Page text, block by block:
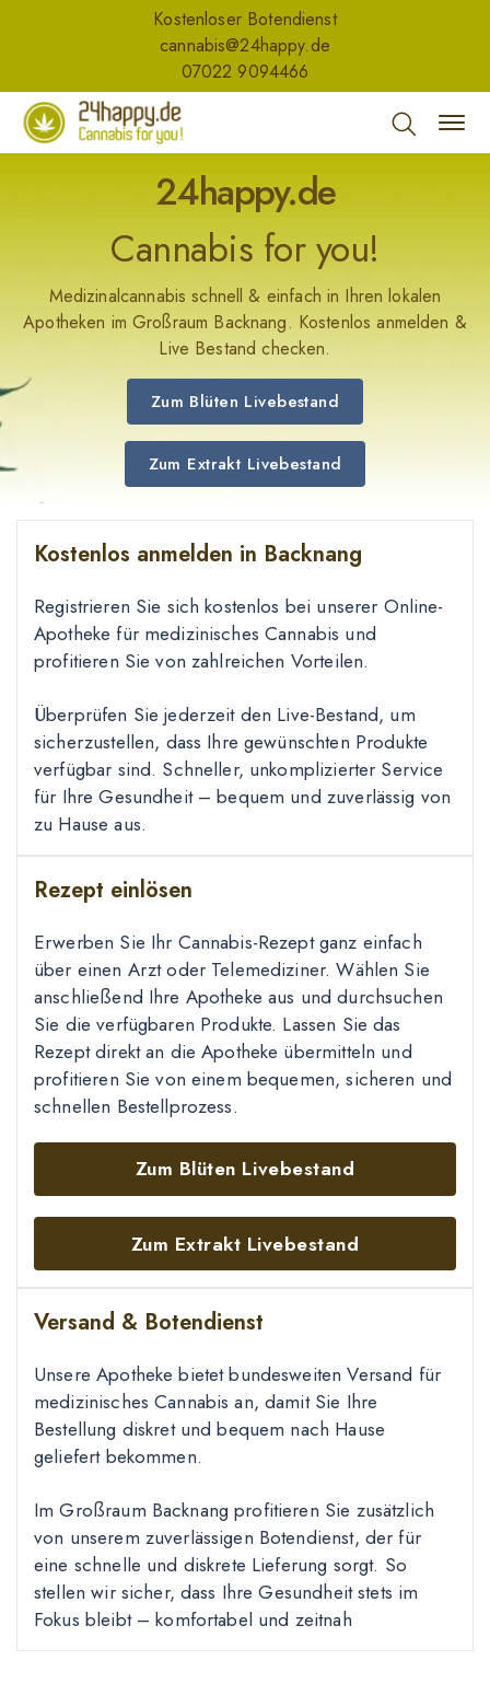
Kostenloser Botendienst
cannabis@24happy.de
07022 9094466
24happy.de
Cannabis for you!
Medizinalcannabis schnell & einfach in Ihren lokalen
Apotheken im Großraum Backnang. Kostenlos anmelden &
Live Bestand checken.
Zum Blüten Livebestand
Zum Extrakt Livebestand
Kostenlos anmelden in Backnang
Registrieren Sie sich kostenlos bei unserer Online-
Apotheke für medizinisches Cannabis und
profitieren Sie von zahlreichen Vorteilen.
Überprüfen Sie jederzeit den Live-Bestand, um
sicherzustellen, dass Ihre gewünschten Produkte
verfügbar sind. Schneller, unkomplizierter Service
für Ihre Gesundheit – bequem und zuverlässig von
zu Hause aus.
Rezept einlösen
Erwerben Sie Ihr Cannabis-Rezept ganz einfach
über einen Arzt oder Telemediziner. Wählen Sie
anschließend Ihre Apotheke aus und durchsuchen
Sie die verfügbaren Produkte. Lassen Sie das
Rezept direkt an die Apotheke übermitteln und
profitieren Sie von einem bequemen, sicheren und
schnellen Bestellprozess.
Zum Blüten Livebestand
Zum Extrakt Livebestand
Versand & Botendienst
Unsere Apotheke bietet bundesweiten Versand für
medizinisches Cannabis an, damit Sie Ihre
Bestellung diskret und bequem nach Hause
geliefert bekommen.
Im Großraum Backnang profitieren Sie zusätzlich
von unserem zuverlässigen Botendienst, der für
eine schnelle und diskrete Lieferung sorgt. So
stellen wir sicher, dass Ihre Gesundheit stets im
Fokus bleibt – komfortabel und zeitnah